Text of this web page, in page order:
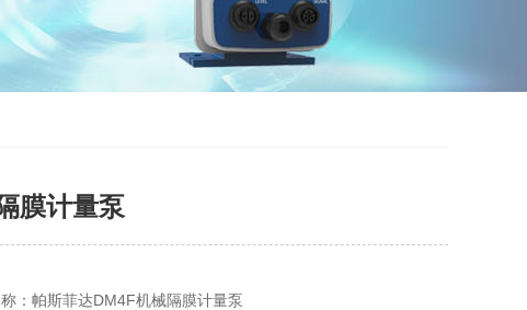
膜计量泵
：帕斯菲达DM4F机械隔膜计量泵